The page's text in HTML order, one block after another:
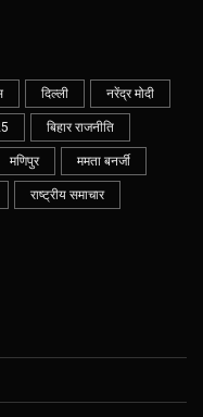
दिल्ली नरेंद्र मोदी
बिहार राजनीति
मणिपुर ममता बनर्जी
राष्ट्रीय समाचार